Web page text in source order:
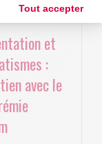
Tout accepter
vos
gérer vos
et
:
avec le